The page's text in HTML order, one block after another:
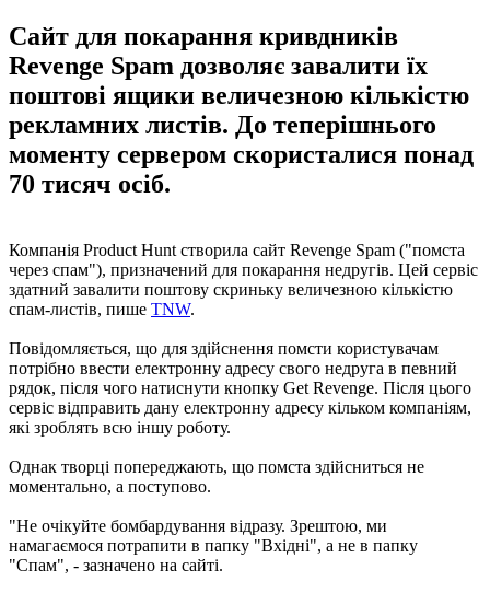
Сайт для покарання кривдників
Revenge Spam дозволяє завалити їх
поштові ящики величезною кількістю
рекламних листів. До теперішнього
моменту сервером скористалися понад
70 тисяч осіб.
Компанія Product Hunt створила сайт Revenge Spam ("помста
через спам"), призначений для покарання недругів. Цей сервіс
здатний завалити поштову скриньку величезною кількістю
спам-листів, пише TNW.
Повідомляється, що для здійснення помсти користувачам
потрібно ввести електронну адресу свого недруга в певний
рядок, після чого натиснути кнопку Get Revenge. Після цього
сервіс відправить дану електронну адресу кільком компаніям,
які зроблять всю іншу роботу.
Однак творці попереджають, що помста здійсниться не
моментально, а поступово.
"Не очікуйте бомбардування відразу. Зрештою, ми
намагаємося потрапити в папку "Вхідні", а не в папку
"Спам", - зазначено на сайті.